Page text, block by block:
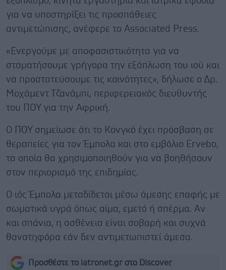
για να υποστηρίξει τις προσπάθειες
αντιμετώπισης, ανέφερε το Associated Press.
«Ενεργούμε με αποφασιστικότητα για να
σταματήσουμε γρήγορα την εξάπλωση του ιού και
να προστατεύσουμε τις κοινότητες», δήλωσε ο Δρ.
Μοχάμεντ Τζανάμπι, περιφερειακός διευθυντής
του ΠΟΥ για την Αφρική.
Ο ΠΟΥ σημείωσε ότι το Κονγκό έχει πρόσβαση σε
θεραπείες για τον Έμπολα και στο εμβόλιο Ervebo,
τα οποία θα χρησιμοποιηθούν για να βοηθήσουν
στον περιορισμό της επιδημίας.
Ο ιός Έμπολα μεταδίδεται μέσω άμεσης επαφής με
σωματικά υγρά όπως αίμα, εμετό ή σπέρμα. Αν
και σπάνια, η ασθένεια είναι σοβαρή και συχνά
θανατηφόρα εάν δεν αντιμετωπιστεί άμεσα.
Προσθέστε το iatronet.gr στο Discover